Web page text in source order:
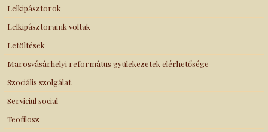
Lelkipásztorok
Lelkipásztoraink voltak
Letöltések
Marosvásárhelyi református gyülekezetek elérhetősége
Szociális szolgálat
Serviciul social
Teofilosz